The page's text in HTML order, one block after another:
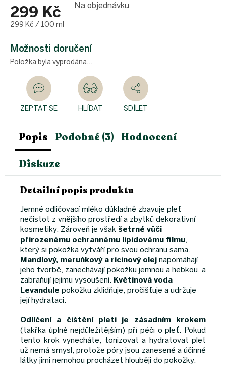
299 Kč
Měrná
299 Kč / 100 ml
Na objednávku
Možnosti doručení
Položka byla vyprodána…
ZEPTAT SE HLÍDAT SDÍLET
Popis Podobné (3) Hodnocení
Diskuze
Detailní popis produktu
Jemné odličovací mléko důkladně zbavuje pleť
nečistot z vnějšího prostředí a zbytků dekorativní
kosmetiky. Zároveň je však šetrné vůči
přirozenému ochrannému lipidovému filmu,
který si pokožka vytváří pro svou ochranu sama.
Mandlový, meruňkový a ricinový olej napomáhají
jeho tvorbě, zanechávají pokožku jemnou a hebkou, a
zabraňují jejímu vysoušení. Květinová voda
Levandule pokožku zklidňuje, pročišťuje a udržuje
její hydrataci.
Odlíčení a čištění pleti je zásadním krokem
(takřka úplně nejdůležitějším) při péči o pleť. Pokud
tento krok vynecháte, tonizovat a hydratovat pleť
už nemá smysl, protože póry jsou zanesené a účinné
látky jimi nemohou procházet hlouběji do pokožky.